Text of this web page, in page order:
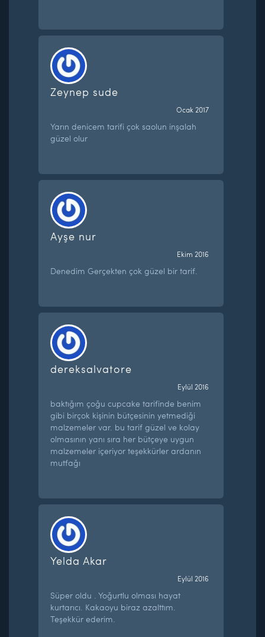
Zeynep sude
Ocak 2017
Yarın denicem tarifi çok saolun inşalah
güzel olur
Ayşe nur
Ekim 2016
Denedim Gerçekten çok güzel bir tarif.
dereksalvatore
Eylül 2016
baktığım çoğu cupcake tarifinde benim
gibi birçok kişinin bütçesinin yetmediği
malzemeler var. bu tarif güzel ve kolay
olmasının yanı sıra her bütçeye uygun
malzemeler içeriyor teşekkürler ardanın
mutfağı
Yelda Akar
Eylül 2016
Süper oldu . Yoğurtlu olması hayat
kurtarıcı. Kakaoyu biraz azalttım.
Teşekkür ederim.